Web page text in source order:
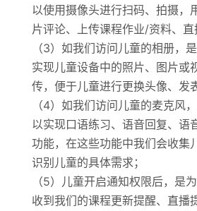
以使用摄像头进行扫码、拍摄，
片评论、上传课程作业/资料、直
（3）如我们访问儿童的相册，
实现儿童设备中的照片、图片或
传，便于儿童进行更换头像、发
（4）如我们访问儿童的麦克风
以实现口语练习、语音回复、语
功能，在这些功能中我们会收集
识别儿童的具体需求；
（5）儿童开启通知权限后，是
收到我们的课程更新提醒、直播